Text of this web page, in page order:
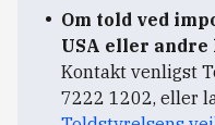
Om told ved
USA eller andre
Kontakt venligst
7222 1202, eller